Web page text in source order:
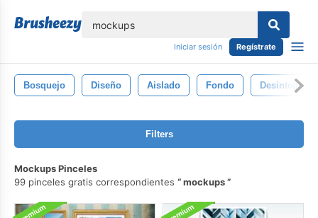
Iniciar sesión Regístrate
Bosquejo Diseño Aislado Fondo
Filters
Mockups Pinceles
99 pinceles gratis correspondientes
mockups